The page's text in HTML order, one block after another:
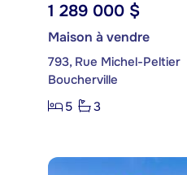
1 289 000 $
Maison à vendre
793, Rue Michel-Peltier
Boucherville
5
3